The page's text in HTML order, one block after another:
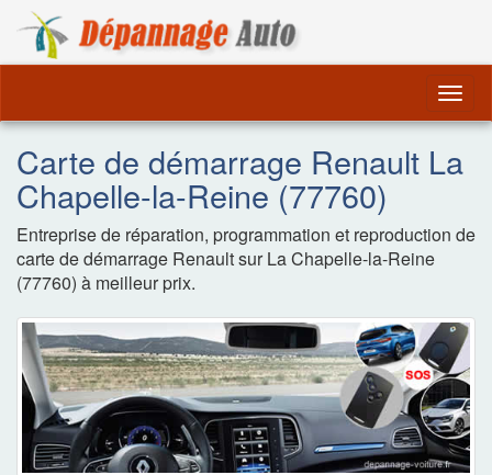
Carte de démarrage Renault La
Chapelle-la-Reine (77760)
Entreprise de réparation, programmation et reproduction de
carte de démarrage Renault sur La Chapelle-la-Reine
(77760) à meilleur prix.